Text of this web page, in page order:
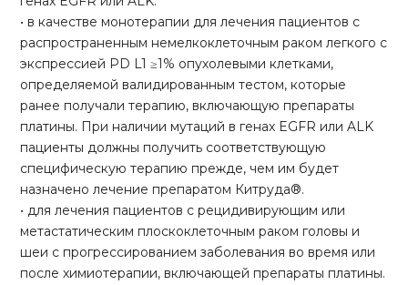
• в качестве монотерапии для лечения пациентов с
распространенным немелкоклеточным раком легкого с
экспрессией PD L1 ≥1% опухолевыми клетками,
определяемой валидированным тестом, которые
ранее получали терапию, включающую препараты
платины. При наличии мутаций в генах EGFR или ALK
пациенты должны получить соответствующую
специфическую терапию прежде, чем им будет
назначено лечение препаратом Китруда®.
• для лечения пациентов с рецидивирующим или
метастатическим плоскоклеточным раком головы и
шеи с прогрессированием заболевания во время или
после химиотерапии, включающей препараты платины.